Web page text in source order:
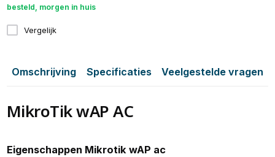
besteld, morgen in huis
Vergelijk
Omschrijving Specificaties Veelgestelde vragen
MikroTik wAP AC
Eigenschappen Mikrotik wAP ac